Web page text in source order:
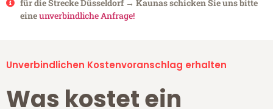
für die Strecke Düsseldorf → Kaunas schicken Sie uns bitte
eineunverbindliche Anfrage!
Unverbindlichen Kostenvoranschlag erhalten
Was kostet ein